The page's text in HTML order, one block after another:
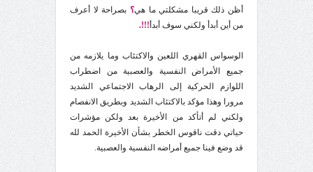
أظن ذلك قريبا مشكلتي ما هي؟ بصراحة لا أعرف
من أين أبدأ ولكني سوف أبدأ!!!.
الوسواس القهري اللعين والاكتئاب وما يلازمه من
جميع الأمراض النفسية والعصبية من اضطراب
اللوازم الحركية إلى الرهاب الاجتماعي الشديد
مرورا وهذا مؤكد بالاكتئاب الشديد وبطريق الانفصام
ولكني لم أتأكد من الأخيرة بعد ولكن مؤشرات
حياتي دقت ناقوس الخطر بشأن الأخيرة الحمد لله
قد وضع فينا جميع أمراضه النفسية والعصبية.